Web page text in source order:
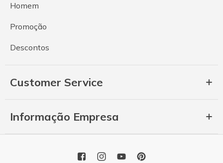
Homem
Promoção
Descontos
Customer Service
Informação Empresa